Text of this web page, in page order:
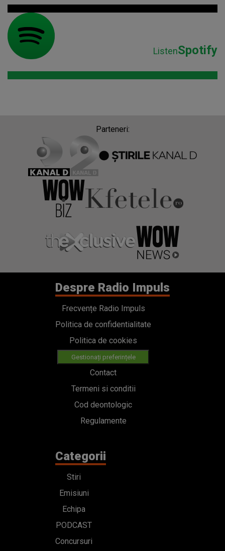
ListenSpotify
Parteneri:
Despre Radio Impuls
Frecvențe Radio Impuls
Politica de confidentialitate
Politica de cookies
Gestionați preferințele
Contact
Termeni si conditii
Cod deontologic
Regulamente
Categorii
Stiri
Emisiuni
Echipa
PODCAST
Concursuri